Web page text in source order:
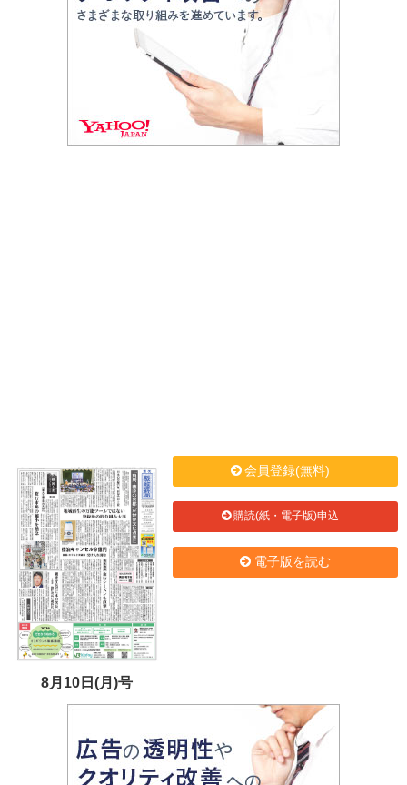
8月10日(月)号
会員登録(無料)
購読(紙・電子版)申込
電子版を読む